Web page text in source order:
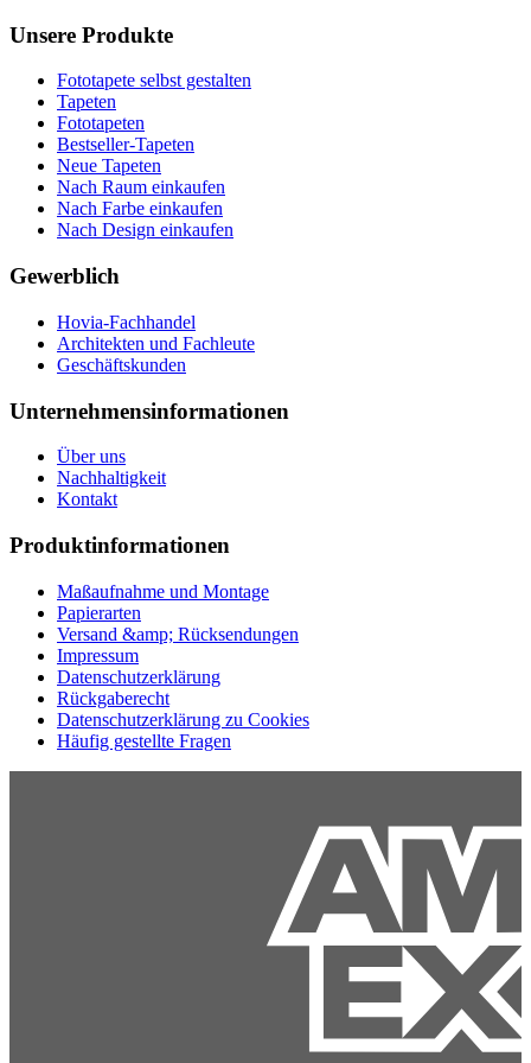
Unsere Produkte
Fototapete selbst gestalten
Tapeten
Fototapeten
Bestseller-Tapeten
Neue Tapeten
Nach Raum einkaufen
Nach Farbe einkaufen
Nach Design einkaufen
Gewerblich
Hovia-Fachhandel
Architekten und Fachleute
Geschäftskunden
Unternehmensinformationen
Über uns
Nachhaltigkeit
Kontakt
Produktinformationen
Maßaufnahme und Montage
Papierarten
Versand &amp; Rücksendungen
Impressum
Datenschutzerklärung
Rückgaberecht
Datenschutzerklärung zu Cookies
Häufig gestellte Fragen